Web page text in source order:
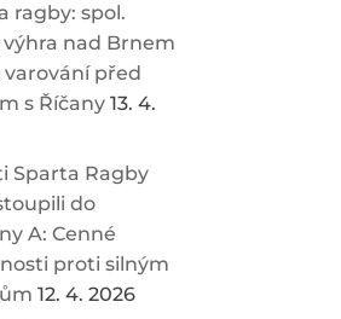
ragby: spol.
výhra nad Brnem
varování před
s Říčany 13. 4.
Sparta Ragby
do
A: Cenné
proti silným
12. 4. 2026